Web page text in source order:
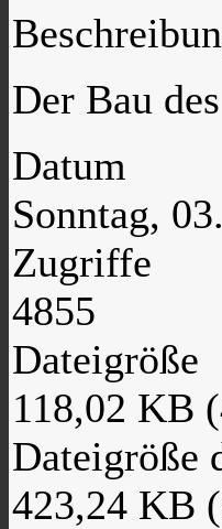
Der Bau
Datum
Sonntag,
Zugriffe
4855
Dateigröße
118,02 KB
Dateigröße
423,24 KB